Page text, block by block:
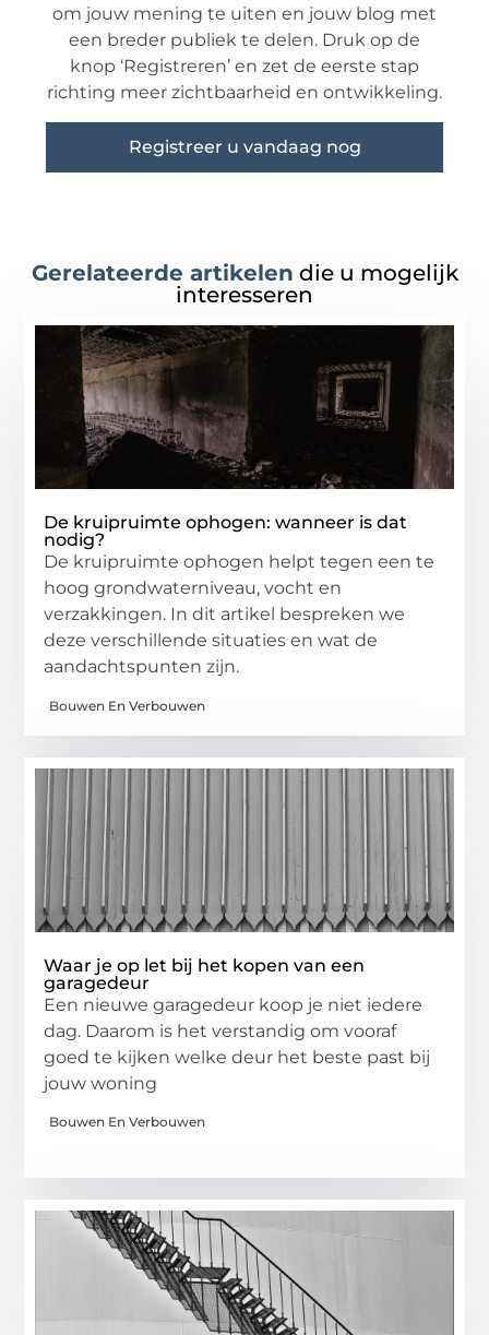
om jouw mening te uiten en jouw blog met
een breder publiek te delen. Druk op de
knop ‘Registreren’ en zet de eerste stap
richting meer zichtbaarheid en ontwikkeling.
Registreer u vandaag nog
Gerelateerde artikelen die u mogelijk
interesseren
De kruipruimte ophogen: wanneer is dat
nodig?
De kruipruimte ophogen helpt tegen een te
hoog grondwaterniveau, vocht en
verzakkingen. In dit artikel bespreken we
deze verschillende situaties en wat de
aandachtspunten zijn.
Bouwen En Verbouwen
Waar je op let bij het kopen van een
garagedeur
Een nieuwe garagedeur koop je niet iedere
dag. Daarom is het verstandig om vooraf
goed te kijken welke deur het beste past bij
jouw woning
Bouwen En Verbouwen